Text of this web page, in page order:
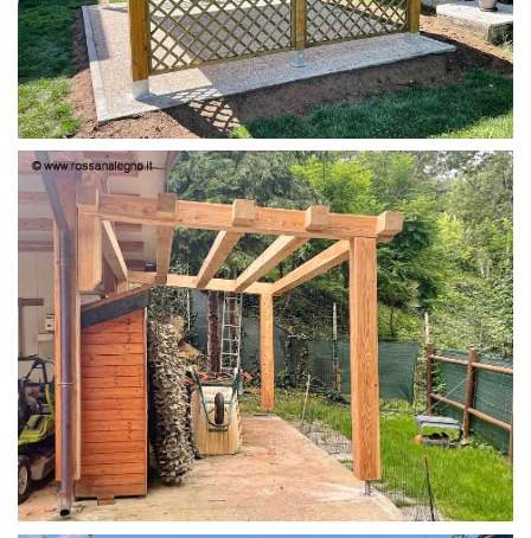
PERGOLA 4X3
STRUTTURA IN LARICE U/F CON INCASTRI